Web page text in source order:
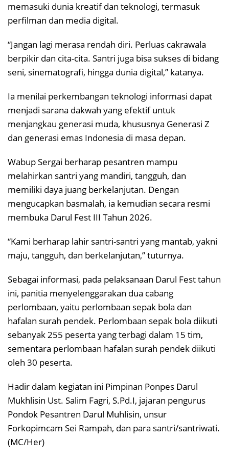
memasuki dunia kreatif dan teknologi, termasuk
perfilman dan media digital.
“Jangan lagi merasa rendah diri. Perluas cakrawala
berpikir dan cita-cita. Santri juga bisa sukses di bidang
seni, sinematografi, hingga dunia digital,” katanya.
Ia menilai perkembangan teknologi informasi dapat
menjadi sarana dakwah yang efektif untuk
menjangkau generasi muda, khususnya Generasi Z
dan generasi emas Indonesia di masa depan.
Wabup Sergai berharap pesantren mampu
melahirkan santri yang mandiri, tangguh, dan
memiliki daya juang berkelanjutan. Dengan
mengucapkan basmalah, ia kemudian secara resmi
membuka Darul Fest III Tahun 2026.
“Kami berharap lahir santri-santri yang mantab, yakni
maju, tangguh, dan berkelanjutan,” tuturnya.
Sebagai informasi, pada pelaksanaan Darul Fest tahun
ini, panitia menyelenggarakan dua cabang
perlombaan, yaitu perlombaan sepak bola dan
hafalan surah pendek. Perlombaan sepak bola diikuti
sebanyak 255 peserta yang terbagi dalam 15 tim,
sementara perlombaan hafalan surah pendek diikuti
oleh 30 peserta.
Hadir dalam kegiatan ini Pimpinan Ponpes Darul
Mukhlisin Ust. Salim Fagri, S.Pd.I, jajaran pengurus
Pondok Pesantren Darul Muhlisin, unsur
Forkopimcam Sei Rampah, dan para santri/santriwati.
(MC/Her)